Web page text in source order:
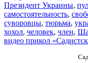
Президент Украины,
самостоятельность,
суворовцы, тюрьма,
хохол, человек, член,
видео прикол